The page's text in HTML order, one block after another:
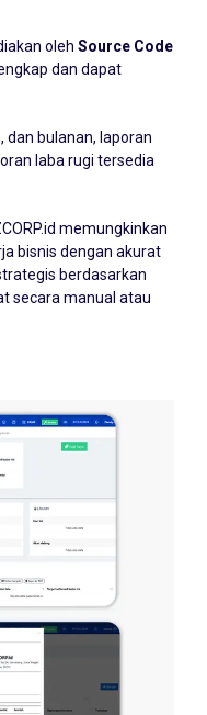
oleh Source Code
dan dapat
dan bulanan, laporan
laba rugi tersedia
memungkinkan
bisnis dengan akurat
berdasarkan
secara manual atau